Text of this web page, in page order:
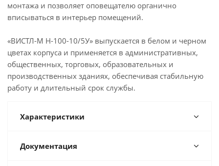
монтажа и позволяет оповещателю органично
вписываться в интерьер помещений.
«ВИСТЛ-М Н-100-10/5У» выпускается в белом и черном
цветах корпуса и применяется в административных,
общественных, торговых, образовательных и
производственных зданиях, обеспечивая стабильную
работу и длительный срок службы.
Характеристики
Документация